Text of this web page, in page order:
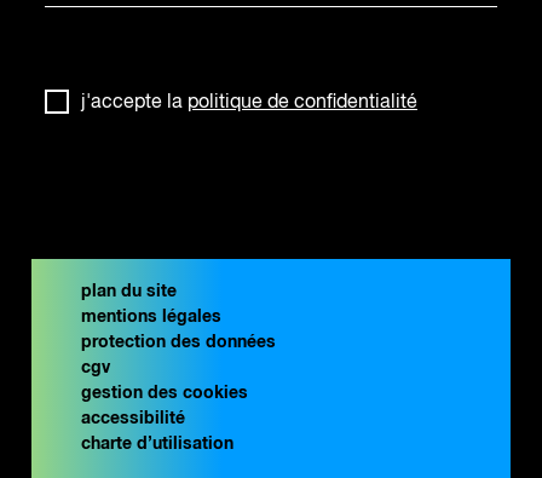
j'accepte la politique de confidentialité
plan du site
mentions légales
protection des données
cgv
gestion des cookies
accessibilité
charte d’utilisation